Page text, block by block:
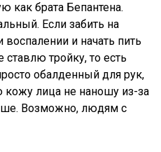
как брата Бепантена.
Если забить на
и начать пить
тройку, то есть
обалденный для рук,
кожу лица не наношу из-за
Возможно, людям с